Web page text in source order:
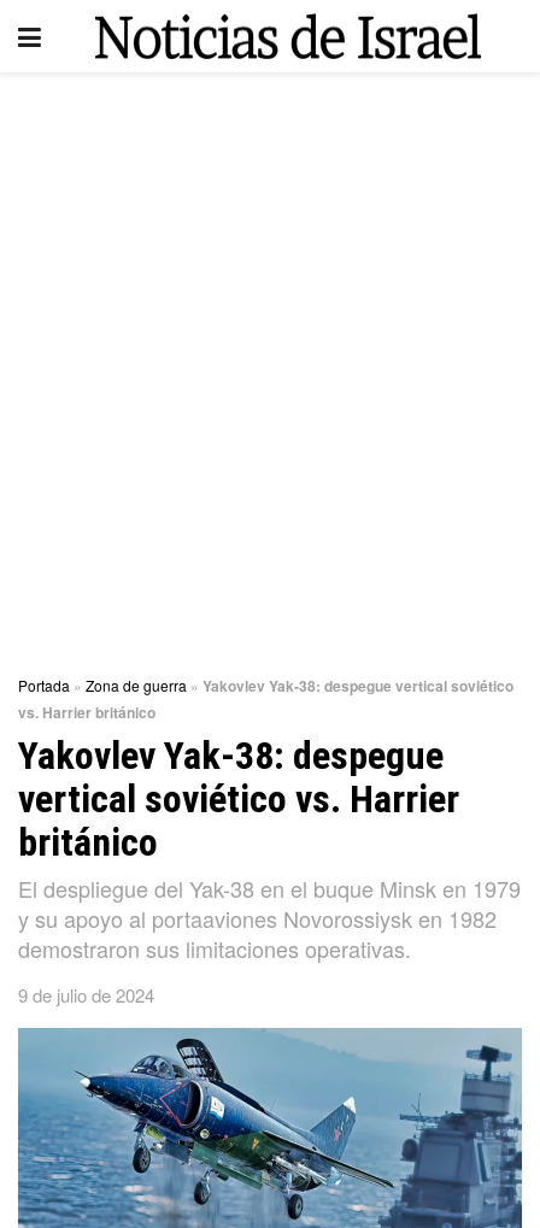
Portada » Zona de guerra » Yakovlev Yak-38: despegue vertical soviético
vs. Harrier británico
Yakovlev Yak-38: despegue
vertical soviético vs. Harrier
británico
El despliegue del Yak-38 en el buque Minsk en 1979
y su apoyo al portaaviones Novorossiysk en 1982
demostraron sus limitaciones operativas.
9 de julio de 2024